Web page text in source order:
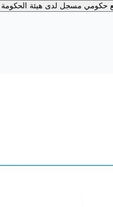
حكومي مسجل لدى هيئة الحكومة